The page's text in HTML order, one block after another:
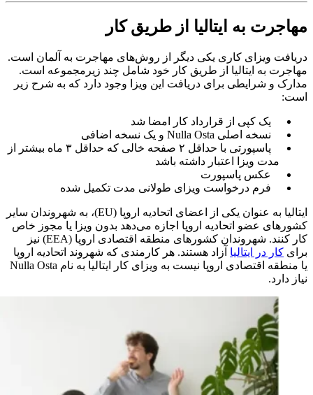
مهاجرت به ایتالیا از طریق کار
دریافت ویزای کاری یکی دیگر از روش‌های مهاجرت به آلمان است.
مهاجرت به ایتالیا از طریق کار خود شامل چند زیرمجموعه است.
مدارک و شرایطی برای دریافت این ویزا وجود دارد که به شرح زیر
است:
یک کپی از قرارداد کار امضا شد
نسخه اصلی Nulla Osta و یک نسخه اضافی
پاسپورتی با حداقل ۲ صفحه خالی که حداقل ۳ ماه بیشتر از
مدت ویزا اعتبار داشته باشد
عکس پاسپورت
فرم درخواست ویزای طولانی مدت تکمیل شده
ایتالیا به عنوان یکی از اعضای اتحادیه اروپا (EU)، به شهروندان سایر
کشورهای عضو اتحادیه اروپا اجازه می‌دهد بدون ویزا یا مجوز خاص
کار کنند. شهروندان کشورهای منطقه اقتصادی اروپا (EEA) نیز
برای کار در ایتالیا آزاد هستند. هر کارمندی که شهروند اتحادیه اروپا
یا منطقه اقتصادی اروپا نیست به ویزای کار ایتالیا به نام Nulla Osta
نیاز دارد.